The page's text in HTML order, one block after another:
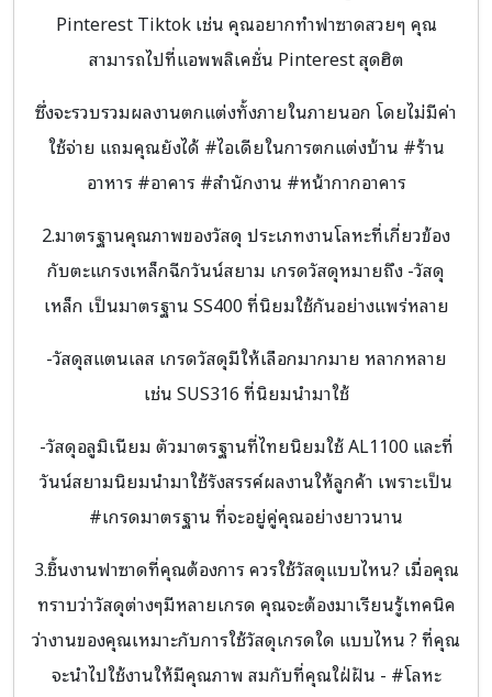
Pinterest Tiktok เช่น คุณอยากทำฟาซาดสวยๆ คุณ
สามารถไปที่แอพพลิเคชั่น Pinterest สุดฮิต
ซึ่งจะรวบรวมผลงานตกแต่งทั้งภายในภายนอก โดยไม่มีค่า
ใช้จ่าย แถมคุณยังได้ #ไอเดียในการตกแต่งบ้าน #ร้าน
อาหาร #อาคาร #สำนักงาน #หน้ากากอาคาร
2.มาตรฐานคุณภาพของวัสดุ ประเภทงานโลหะที่เกี่ยวข้อง
กับตะแกรงเหล็กฉีกวันน์สยาม เกรดวัสดุหมายถึง -วัสดุ
เหล็ก เป็นมาตรฐาน SS400 ที่นิยมใช้กันอย่างแพร่หลาย
-วัสดุสแตนเลส เกรดวัสดุมีให้เลือกมากมาย หลากหลาย
เช่น SUS316 ที่นิยมนำมาใช้
-วัสดุอลูมิเนียม ตัวมาตรฐานที่ไทยนิยมใช้ AL1100 และที่
วันน์สยามนิยมนำมาใช้รังสรรค์ผลงานให้ลูกค้า เพราะเป็น
#เกรดมาตรฐาน ที่จะอยู่คู่คุณอย่างยาวนาน
3.ชิ้นงานฟาซาดที่คุณต้องการ ควรใช้วัสดุแบบไหน? เมื่อคุณ
ทราบว่าวัสดุต่างๆมีหลายเกรด คุณจะต้องมาเรียนรู้เทคนิค
ว่างานของคุณเหมาะกับการใช้วัสดุเกรดใด แบบไหน ? ที่คุณ
จะนำไปใช้งานให้มีคุณภาพ สมกับที่คุณใฝ่ฝัน - #โลหะ